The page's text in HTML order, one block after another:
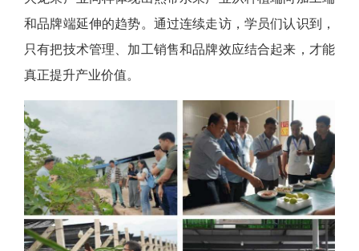
和品牌端延伸的趋势。通过连续走访，学员们认识到，
只有把技术管理、加工销售和品牌效应结合起来，才能
真正提升产业价值。